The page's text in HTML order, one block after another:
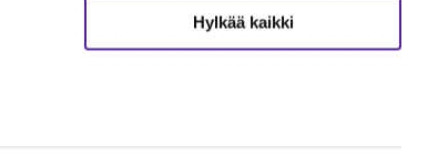
Hylkää kaikki